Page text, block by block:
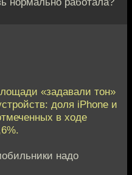
«задавали тон»
доля iPhone и
в ходе
надо